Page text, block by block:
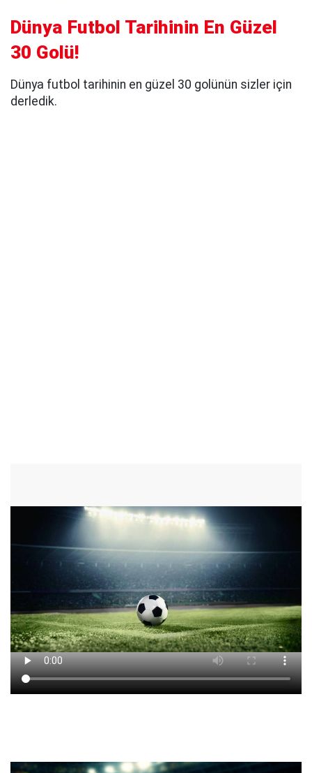
Dünya Futbol Tarihinin En Güzel
30 Golü!
Dünya futbol tarihinin en güzel 30 golünün sizler için
derledik.